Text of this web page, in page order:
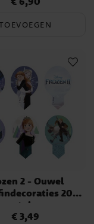
2 - Ouwel
20
stuks
Prijs :€ 3,49
€ 3,49